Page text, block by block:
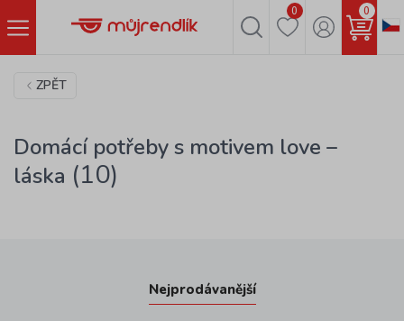
0 0
ZPĚT
Domácí potřeby s motivem love –
láska (10)
Nejprodávanější